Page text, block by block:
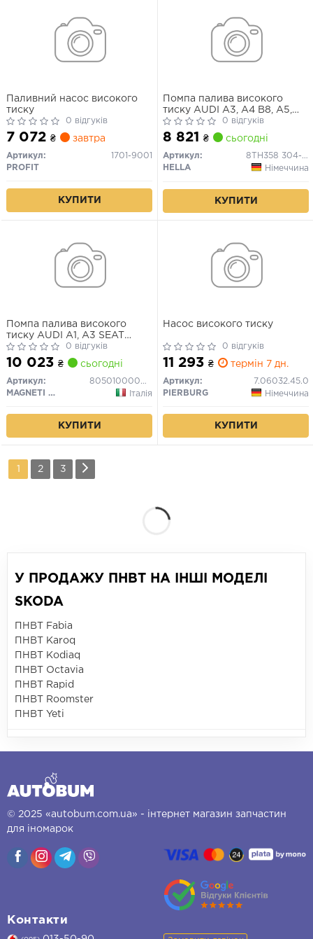
Паливний насос високого
тиску
0 відгуків
7 072 ₴ завтра
Артикул:
1701-9001
PROFIT
КУПИТИ
Помпа палива високого
тиску AUDI A3, A4 B8, A5,
Q3, TT SEAT ALHAMBRA,
ALTEA, ALTEA XL, EXEO,
EXEO ST, LEON, TOLEDO III
SKODA OCTAVIA II, SUPERB
II, YETI VW BEETLE, CC B7
0 відгуків
8 821 ₴ сьогодні
Артикул:
8TH358 304-261
HELLA
Німеччина
КУПИТИ
Помпа палива високого
тиску AUDI A1, A3 SEAT
ALHAMBRA, ALTEA, ALTEA
XL, IBIZA IV, IBIZA IV SC,
IBIZA IV ST, LEON, TOLEDO
III, TOLEDO IV SKODA FABIA
II, OCTAVIA II, RAPID 1.2-1.6
0 відгуків
10 023 ₴ сьогодні
Артикул:
805010000010
MAGNETI MARELLI
Італія
КУПИТИ
Насос високого тиску
0 відгуків
11 293 ₴ термін 7 дн.
Артикул:
7.06032.45.0
PIERBURG
Німеччина
КУПИТИ
2 3
У ПРОДАЖУ ПНВТ НА ІНШІ МОДЕЛІ
SKODA
ПНВТ Fabia
ПНВТ Karoq
ПНВТ Kodiaq
ПНВТ Octavia
ПНВТ Rapid
ПНВТ Roomster
ПНВТ Yeti
© 2025 «autobum.com.ua» - інтернет магазин запчастин
для іномарок
Контакти